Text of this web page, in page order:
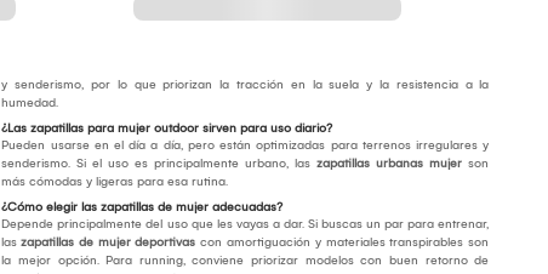
y senderismo, por lo que priorizan la tracción en la suela y la resistencia a la
humedad.
¿Las zapatillas para mujer outdoor sirven para uso diario?
Pueden usarse en el día a día, pero están optimizadas para terrenos irregulares y
senderismo. Si el uso es principalmente urbano, laszapatillas urbanas mujer son
más cómodas y ligeras para esa rutina.
¿Cómo elegir las zapatillas de mujer adecuadas?
Depende principalmente del uso que les vayas a dar. Si buscas un par para entrenar,
laszapatillas de mujer deportivas con amortiguación y materiales transpirables son
la mejor opción. Para running, conviene priorizar modelos con buen retorno de